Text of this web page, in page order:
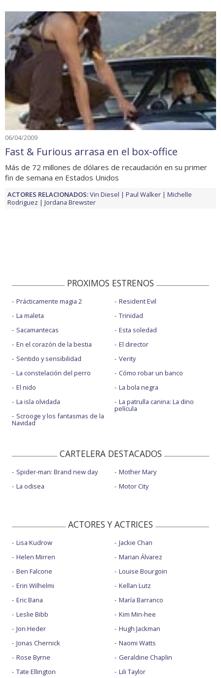
06/04/2009
Fast & Furious arrasa en el box-office
Más de 72 millones de dólares de recaudación en su primer
fin de semana en Estados Unidos
ACTORES RELACIONADOS:Vin Diesel Paul Walker
Michelle
Rodriguez
Jordana Brewster
PROXIMOS ESTRENOS
Prácticamente magia 2
La maleta
Sacamantecas
En el corazón de la bestia
Sentido y sensibilidad
La constelación del perro
El nido
La isla olvidada
Scrooge y los fantasmas de la
Navidad
Resident Evil
Trinidad
Esta soledad
El director
Verity
Cómo robar un banco
La bola negra
La patrulla canina: La dino
película
CARTELERA DESTACADOS
Spider-man: Brand new day
La odisea
Mother Mary
Motor City
ACTORES Y ACTRICES
Lisa Kudrow
Helen Mirren
Ben Falcone
Erin Wilhelmi
Eric Bana
Leslie Bibb
Jon Heder
Jonas Chernick
Rose Byrne
Tate Ellington
Jackie Chan
Marian Álvarez
Louise Bourgoin
Kellan Lutz
María Barranco
Kim Min-hee
Hugh Jackman
Naomi Watts
Geraldine Chaplin
Lili Taylor